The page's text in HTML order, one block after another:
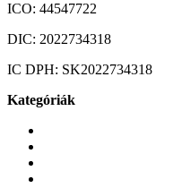
ICO: 44547722
DIC: 2022734318
IC DPH: SK2022734318
Kategóriák